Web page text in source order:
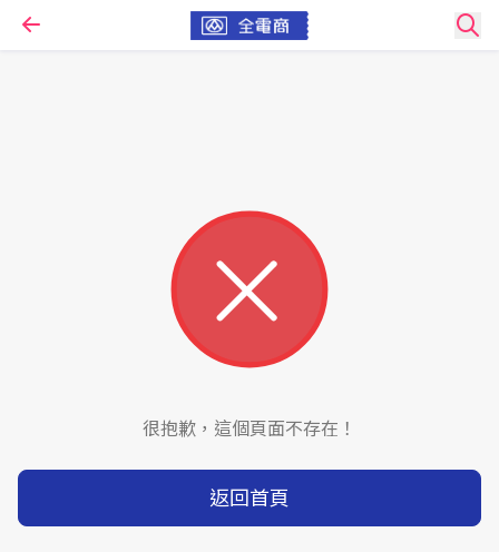
很抱歉，這個頁面不存在！
返回首頁